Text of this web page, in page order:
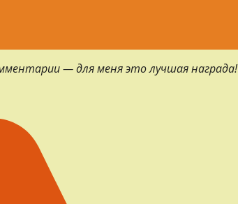
— для меня это лучшая награда!